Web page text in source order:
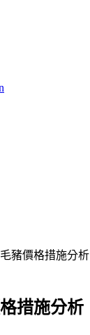
豬價格措施分析
措施分析